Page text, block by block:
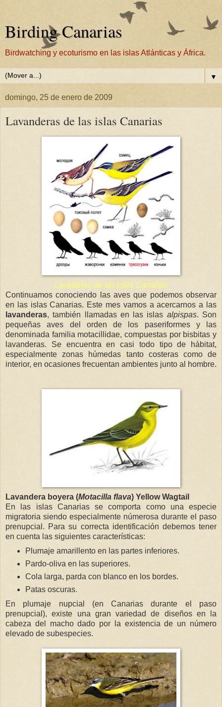
Birding Canarias
Birdwatching y ecoturismo en las islas Atlánticas y África.
▼
domingo, 25 de enero de 2009
Lavanderas de las islas Canarias
Lavaderas de las islas Canarias
Continuamos conociendo las aves que podemos observar
en las islas Canarias. Este mes vamos a acercarnos a las
lavanderas, también llamadas en las islas alpispas. Son
pequeñas aves del orden de los paseriformes y las
denominada familia motacillidae, compuestas por bisbitas y
lavanderas. Se encuentra en casi todo tipo de hábitat,
especialmente zonas húmedas tanto costeras como de
interior, en ocasiones frecuentan ambientes junto al hombre.
Lavandera boyera (Motacilla flava) Yellow Wagtail
En las islas Canarias se comporta como una especie
migratoria siendo especialmente númerosa durante el paso
prenupcial. Para su correcta identificación debemos tener
en cuenta las siguientes características:
Plumaje amarillento en las partes inferiores.
Pardo-oliva en las superiores.
Cola larga, parda con blanco en los bordes.
Patas oscuras.
En plumaje nupcial (en Canarias durante el paso
prenupcial), existe una gran variedad de diseños en la
cabeza del macho dado por la existencia de un número
elevado de subespecies.